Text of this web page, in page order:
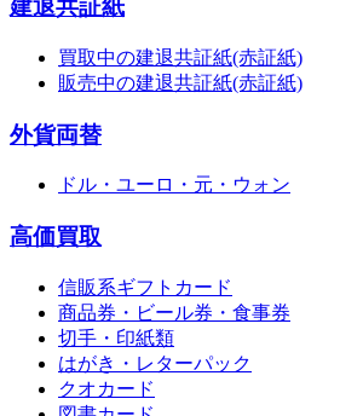
建退共証紙
買取中の建退共証紙(赤証紙)
販売中の建退共証紙(赤証紙)
外貨両替
ドル・ユーロ・元・ウォン
高価買取
信販系ギフトカード
商品券・ビール券・食事券
切手・印紙類
はがき・レターパック
クオカード